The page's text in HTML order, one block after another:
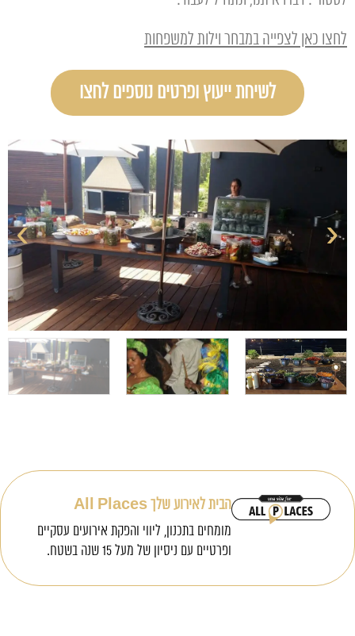
לחצו כאן לצפייה במבחר וילות למשפחות
לשיחת ייעוץ ופרטים נוספים לחצו
› ‹
הבית לאירוע שלך All Places
מומחים בתכנון, ליווי והפקת אירועים עסקיים
ופרטיים עם ניסיון של מעל 15 שנה בשטח.